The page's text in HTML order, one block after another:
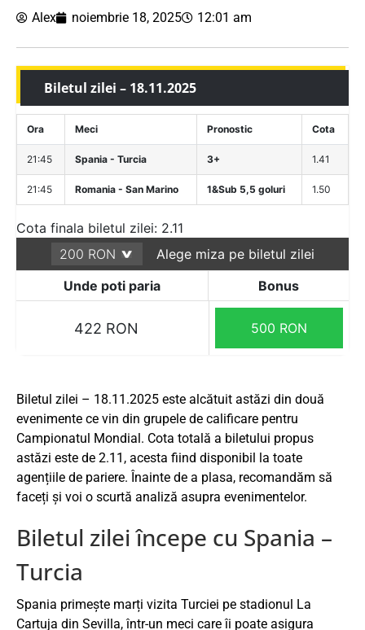
Alex noiembrie 18, 2025 12:01 am
Biletul zilei – 18.11.2025
Ora Meci Pronostic Cota
21:45 Spania - Turcia 3+ 1.41
21:45 Romania - San Marino 1&Sub 5,5 goluri 1.50
Cota finala biletul zilei: 2.11
Alege miza pe biletul zilei
Unde poti paria
Bonus
422 RON 500 RON
Biletul zilei – 18.11.2025 este alcătuit astăzi din două
evenimente ce vin din grupele de calificare pentru
Campionatul Mondial. Cota totală a biletului propus
astăzi este de 2.11, acesta fiind disponibil la toate
agențiile de pariere. Înainte de a plasa, recomandăm să
faceți și voi o scurtă analiză asupra evenimentelor.
Biletul zilei începe cu Spania –
Turcia
Spania primește marți vizita Turciei pe stadionul La
Cartuja din Sevilla, într-un meci care îi poate asigura